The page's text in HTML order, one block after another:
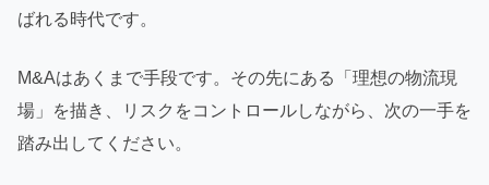
ばれる時代です。
M&Aはあくまで手段です。その先にある「理想の物流現
場」を描き、リスクをコントロールしながら、次の一手を
踏み出してください。